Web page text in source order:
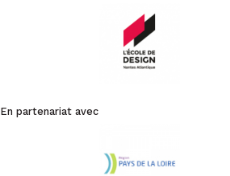
En partenariat avec